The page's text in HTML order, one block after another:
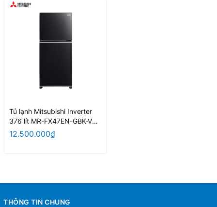
Tủ lạnh Mitsubishi Inverter
376 lít MR-FX47EN-GBK-V
(Màu đen)
12.500.000₫
THÔNG TIN CHUNG